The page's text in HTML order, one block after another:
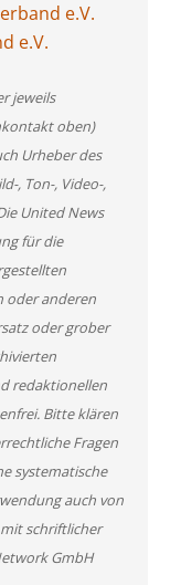
e.V.
e.V.
jeweils
oben)
Urheber des
, Ton-, Video-,
United News
für die
oder anderen
oder grober
redaktionellen
Bitte klären
Fragen
systematische
auch von
schriftlicher
GmbH